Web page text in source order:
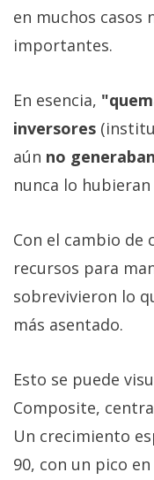
en muchos casos
importantes.
En esencia,
inversores
aún no
nunca lo
Con el cambio de
recursos para
sobrevivieron lo
más asentado.
Esto se puede
Composite,
Un crecimiento
90, con un pico